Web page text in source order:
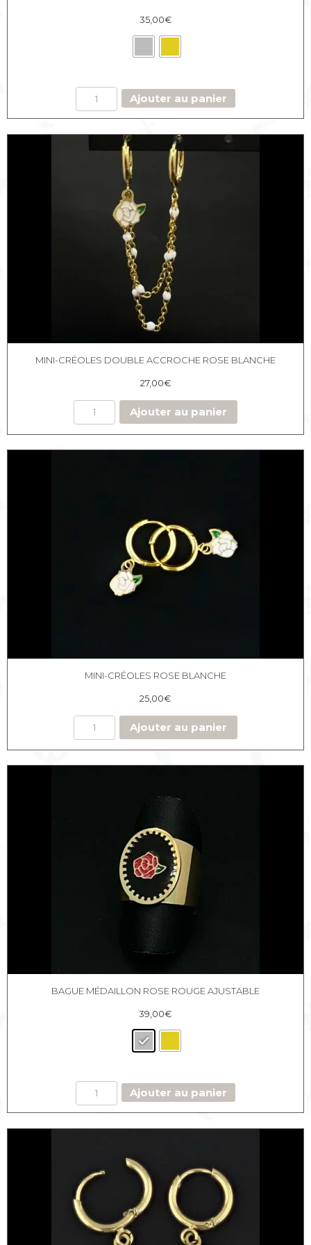
35,00€
quantité
de
Créoles
earcuff
Calavera
chaine
perlée
Ajouter au panier
MINI-CRÉOLES DOUBLE ACCROCHE ROSE BLANCHE
27,00€
Ajouter au panier
MINI-CRÉOLES ROSE BLANCHE
25,00€
Ajouter au panier
BAGUE MÉDAILLON ROSE ROUGE AJUSTABLE
39,00€
quantité
de
Bague
ajustable
Ajouter au panier